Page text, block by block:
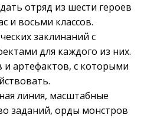
отряд из шести героев
и восьми классов.
заклинаний с
для каждого из них.
артефактов, с которыми
линия, масштабные
заданий, орды монстров